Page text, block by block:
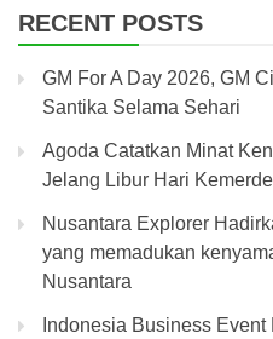
RECENT POSTS
GM For A Day 2026, GM
Santika Selama Sehari
Agoda Catatkan Minat
Jelang Libur Hari
Nusantara Explorer
yang memadukan
Nusantara
Indonesia Business